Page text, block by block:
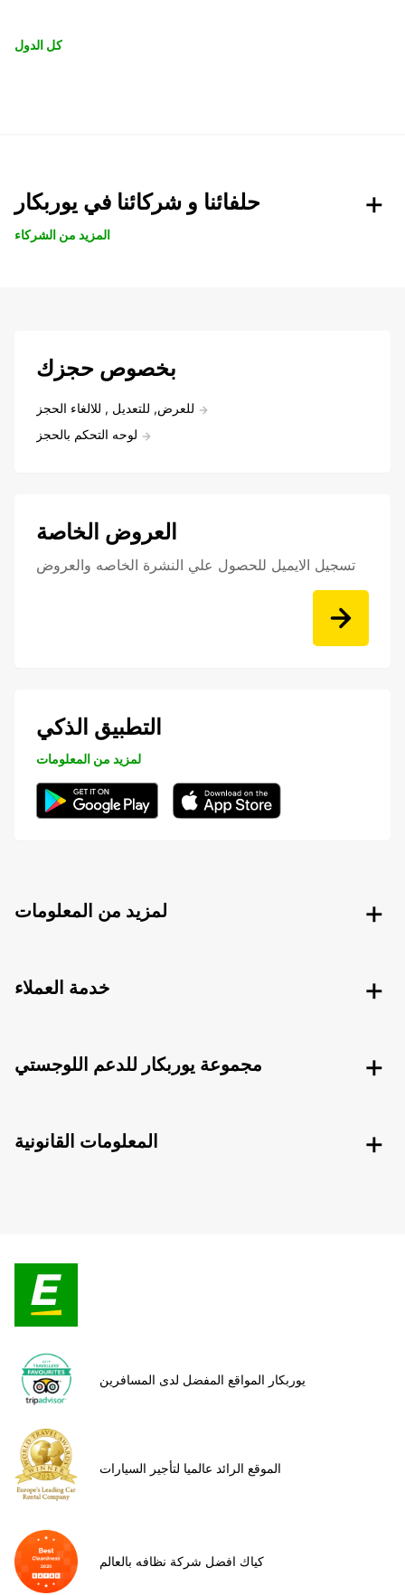
كل الدول
حلفائنا و شركائنا في يوربكار
المزيد من الشركاء
بخصوص حجزك
للعرض, للتعديل , للالغاء الحجز
لوحه التحكم بالحجز
العروض الخاصة
تسجيل الايميل للحصول علي النشرة الخاصه والعروض
التطبيق الذكي
لمزيد من المعلومات
لمزيد من المعلومات
خدمة العملاء
مجموعة يوربكار للدعم اللوجستي
المعلومات القانونية
يوربكار المواقع المفضل لدى المسافرين
الموقع الرائد عالميا لتأجير السيارات
كياك افضل شركة نظافه بالعالم